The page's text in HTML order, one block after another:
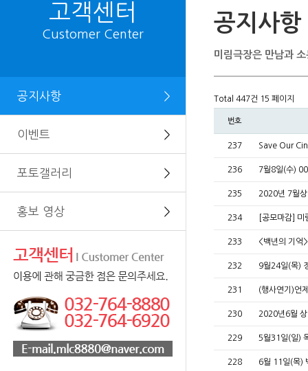
고객센터
Customer Center
공지사항 ＞
이벤트 ＞
포토갤러리 ＞
홍보 영상 ＞
공지사항
미림극장은 만남과
Total 447건 15 페이지
번호
237 Save Our
236 7월8일(수)
235 2020년 7월
234 [공모마감]
233 <백년의 기억
232 9월24일(목)
231 (행사연기)언
230 2020년6월
229 5월31일(일)
228 6월 11일(목)